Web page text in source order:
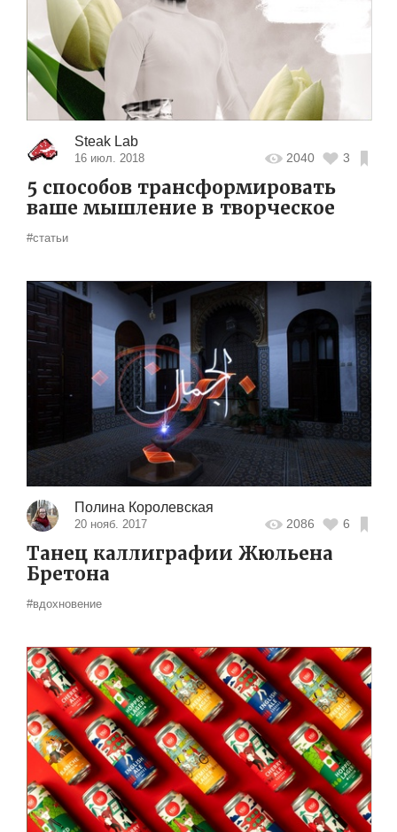
Steak Lab
16 июл. 2018 2040 3
5 способов трансформировать
ваше мышление в творческое
#статьи
Полина Королевская
20 нояб. 2017 2086 6
Танец каллиграфии Жюльена
Бретона
#вдохновение